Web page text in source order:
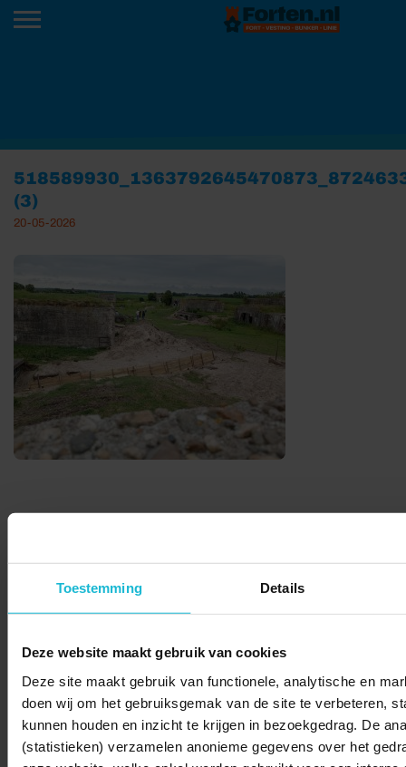
Toestemming Details
Deze website maakt gebruik van cookies
Deze site maakt gebruik van functionele, analytische en
doen wij om het gebruiksgemak van de site te verbeteren,
kunnen houden en inzicht te krijgen in bezoekgedrag. De
(statistieken) verzamelen anonieme gegevens over het
(3)
20-05-2026
Over ons
Doneer nu Disclaimer
Forten.nl wordt ondersteund door de